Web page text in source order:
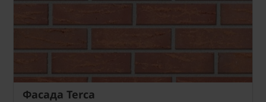
Фасада Terca